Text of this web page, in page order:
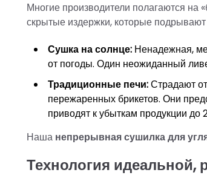
Многие производители полагаются на
скрытые издержки, которые
Сушка на солнце: Ненадежная,
от погоды. Один неожиданный
Традиционные печи:Страдают
пережаренных брикетов. Они
приводят к убыткам продукции до
Наша непрерывная сушилка для
Технология идеальной,